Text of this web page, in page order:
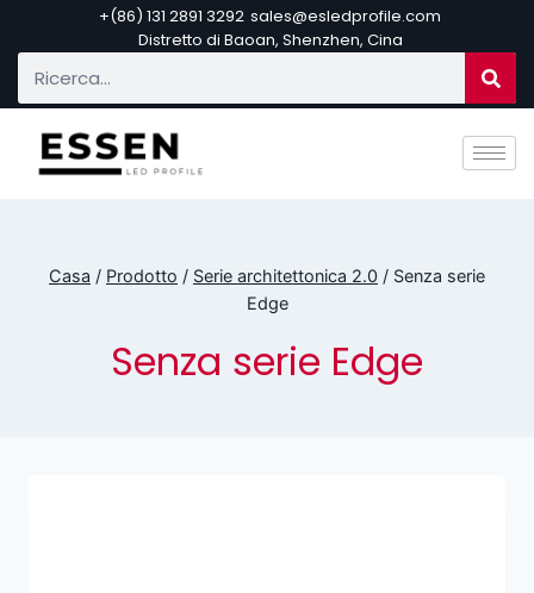
+(86) 131 2891 3292 sales@esledprofile.com
Distretto di Baoan, Shenzhen, Cina
Casa / Prodotto / Serie architettonica 2.0 / Senza serie
Edge
Senza serie Edge